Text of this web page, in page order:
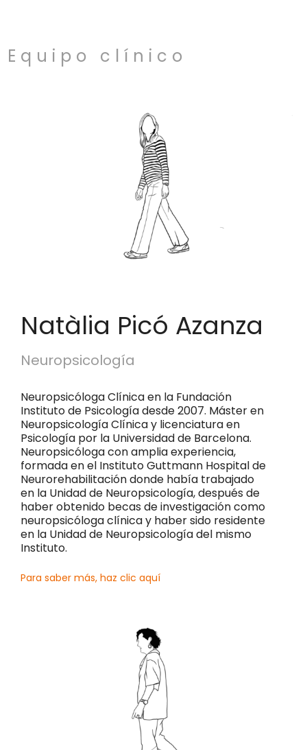
Equipo clínico
Natàlia Picó Azanza
Neuropsicología
Neuropsicóloga Clínica en la Fundación
Instituto de Psicología desde 2007. Máster en
Neuropsicología Clínica y licenciatura en
Psicología por la Universidad de Barcelona.
Neuropsicóloga con amplia experiencia,
formada en el Instituto Guttmann Hospital de
Neurorehabilitación donde había trabajado
en la Unidad de Neuropsicología, después de
haber obtenido becas de investigación como
neuropsicóloga clínica y haber sido residente
en la Unidad de Neuropsicología del mismo
Instituto.
Para saber más, haz clic aquí